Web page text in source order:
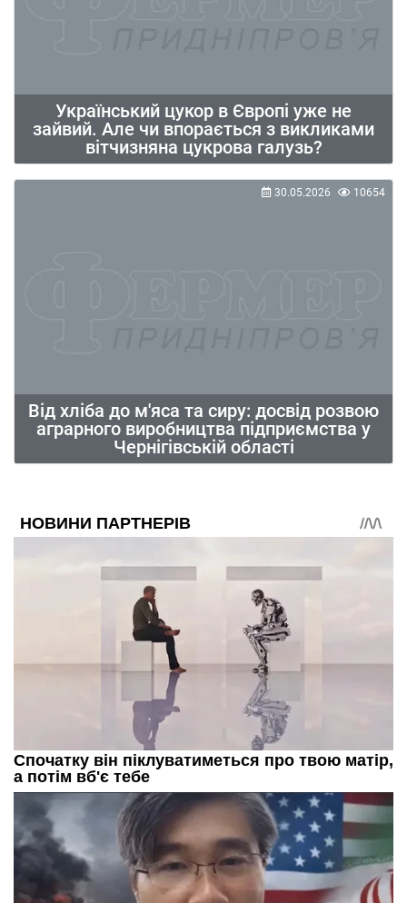
Український цукор в Європі уже не
зайвий. Але чи впорається з викликами
вітчизняна цукрова галузь?
Від хліба до м'яса та сиру: досвід розвою
аграрного виробництва підприємства у
Чернігівській області
30.05.2026 10654